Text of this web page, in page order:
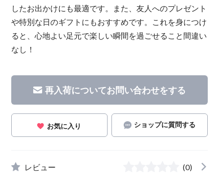
したお出かけにも最適です。また、友人へのプレゼント
や特別な日のギフトにもおすすめです。これを身につけ
ると、心地よい足元で楽しい瞬間を過ごせること間違い
なし！
再入荷についてお問い合わせをする
お気に入り ショップに質問する
レビュー (0)